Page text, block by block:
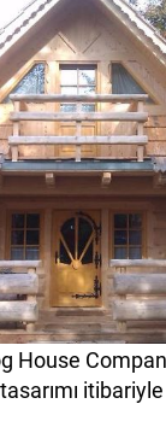
House